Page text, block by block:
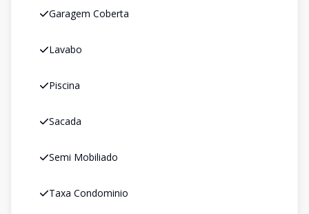
Garagem Coberta
Lavabo
Piscina
Sacada
Semi Mobiliado
Taxa Condominio